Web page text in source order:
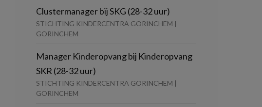
Clustermanager bij SKG (28-32 uur)
STICHTING KINDERCENTRA GORINCHEM |
GORINCHEM
Manager Kinderopvang bij Kinderopvang
SKR (28-32 uur)
STICHTING KINDERCENTRA GORINCHEM |
GORINCHEM